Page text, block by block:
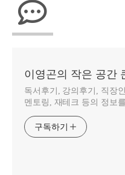
이영곤의 작은 공간
독서후기, 강의후기, 직장
멘토링, 재테크 등의 정보
구독하기